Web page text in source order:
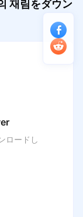
재림をダウン
ロードし